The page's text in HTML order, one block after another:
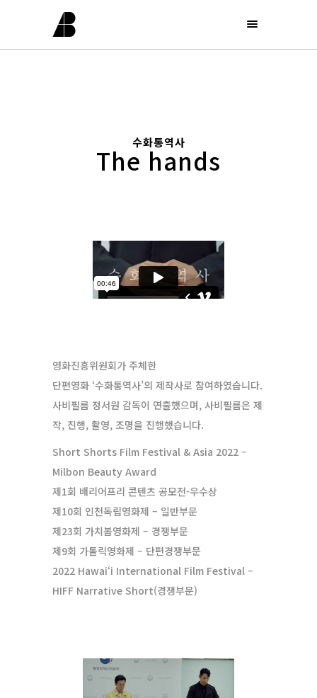
수화통역사
The hands
영화진흥위원회가 주체한
단편영화 ‘수화통역사’의 제작사로 참여하였습니다.
사비필름 정서원 감독이 연출했으며, 사비필름은 제
작, 진행, 촬영, 조명을 진행했습니다.
Short Shorts Film Festival & Asia 2022 –
Milbon Beauty Award
제1회 배리어프리 콘텐츠 공모전-우수상
제10회 인천독립영화제 – 일반부문
제23회 가치봄영화제 – 경쟁부문
제9회 가톨릭영화제 – 단편경쟁부문
2022 Hawai‘i International Film Festival –
HIFF Narrative Short(경쟁부문)